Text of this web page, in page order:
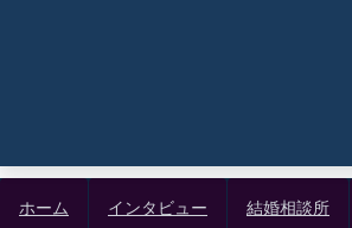
ホーム インタビュー 結婚相談所